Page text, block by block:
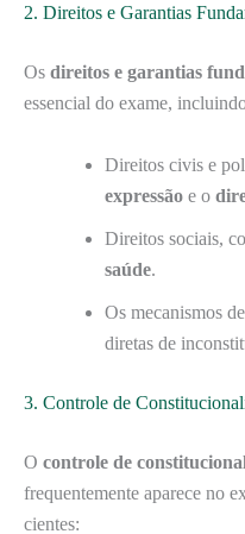
2. Direitos e Garantias
Os direitos e garantias
essencial do exame,
Direitos civis e
expressão e o
Direitos sociais,
saúde.
Os mecanismos
diretas de
3. Controle de
O controle de
frequentemente aparece no
cientes: